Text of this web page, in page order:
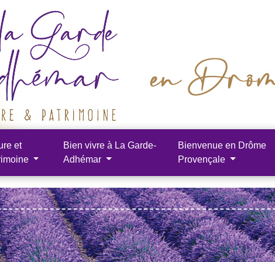
et
Bien vivre à La Garde-
Adhémar
Bienvenue en Drôme
Provençale